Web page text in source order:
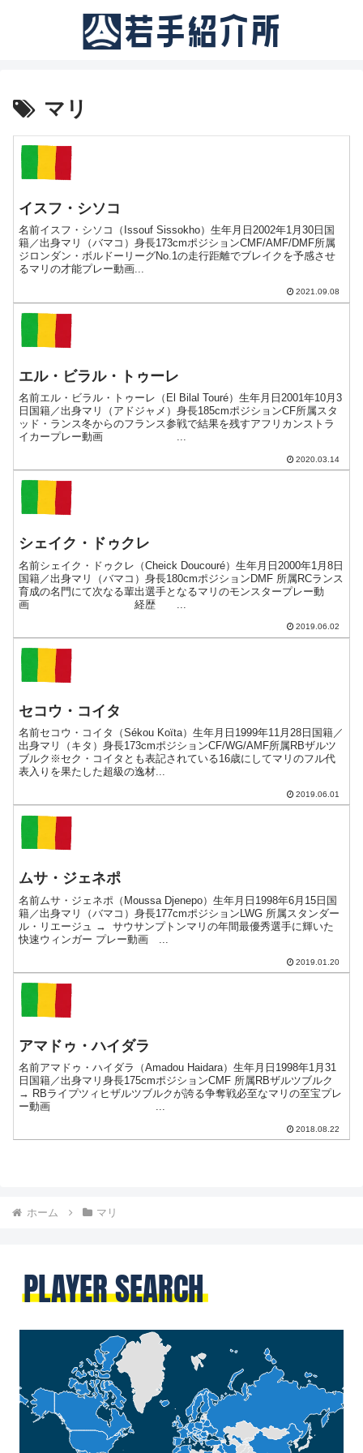
マリ
イスフ・シソコ
名前イスフ・シソコ（Issouf Sissokho）生年月日2002年1月30日国
籍／出身マリ（バマコ）身長173cmポジションCMF/AMF/DMF所属
ジロンダン・ボルドーリーグNo.1の走行距離でブレイクを予感させ
るマリの才能プレー動画...
2021.09.08
エル・ビラル・トゥーレ
名前エル・ビラル・トゥーレ（El Bilal Touré）生年月日2001年10月3
日国籍／出身マリ（アドジャメ）身長185cmポジションCF所属スタ
ッド・ランス冬からのフランス参戦で結果を残すアフリカンストラ
イカープレー動画 ...
2020.03.14
シェイク・ドゥクレ
名前シェイク・ドゥクレ（Cheick Doucouré）生年月日2000年1月8日
国籍／出身マリ（バマコ）身長180cmポジションDMF 所属RCランス
育成の名門にて次なる輩出選手となるマリのモンスタープレー動
画 経歴 ...
2019.06.02
セコウ・コイタ
名前セコウ・コイタ（Sékou Koïta）生年月日1999年11月28日国籍／
出身マリ（キタ）身長173cmポジションCF/WG/AMF所属RBザルツ
ブルク※セク・コイタとも表記されている16歳にしてマリのフル代
表入りを果たした超級の逸材...
2019.06.01
ムサ・ジェネポ
名前ムサ・ジェネポ（Moussa Djenepo）生年月日1998年6月15日国
籍／出身マリ（バマコ）身長177cmポジションLWG 所属スタンダー
ル・リエージュ → サウサンプトンマリの年間最優秀選手に輝いた
快速ウィンガー プレー動画 ...
2019.01.20
アマドゥ・ハイダラ
名前アマドゥ・ハイダラ（Amadou Haidara）生年月日1998年1月31
日国籍／出身マリ身長175cmポジションCMF 所属RBザルツブルク
→ RBライプツィヒザルツブルクが誇る争奪戦必至なマリの至宝プレ
ー動画 ...
2018.08.22
ホーム マリ